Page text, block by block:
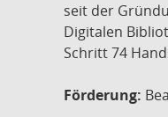
seit der
Digitalen
Schritt 74
Förderung: